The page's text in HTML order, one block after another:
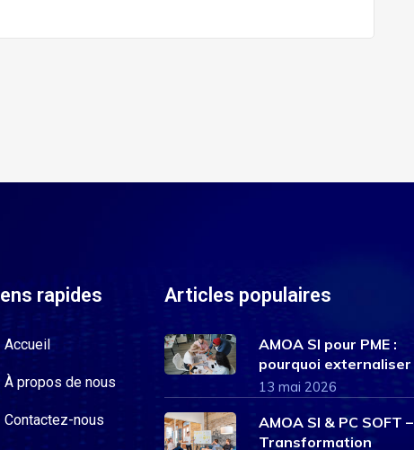
rapides
Accueil
À propos de nous
Contactez-nous
Articles populaires
AMOA SI pour PME :
pourquoi externaliser
13 mai 2026
AMOA SI & PC SOFT –
Transformation